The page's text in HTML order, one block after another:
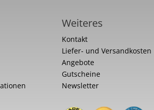
Weiteres
Kontakt
Liefer- und Versandkosten
Angebote
Gutscheine
Newsletter